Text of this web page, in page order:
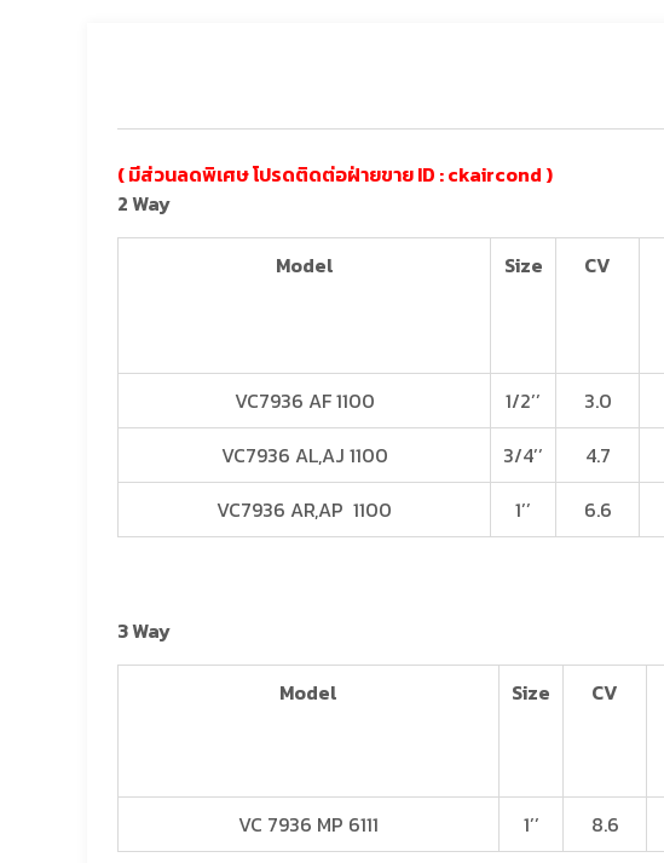
( มีส่วนลดพิเศษ โปรดติดต่อฝ่ายขาย ID : ckaircond )
2 Way
Model Size CV
VC7936 AF 1100 1/2’’ 3.0
VC7936 AL,AJ 1100
3/4’’ 4.7
VC7936 AR,AP 1100
1’’ 6.6
3 Way
Model Size CV
VC 7936 MP 6111 1’’ 8.6